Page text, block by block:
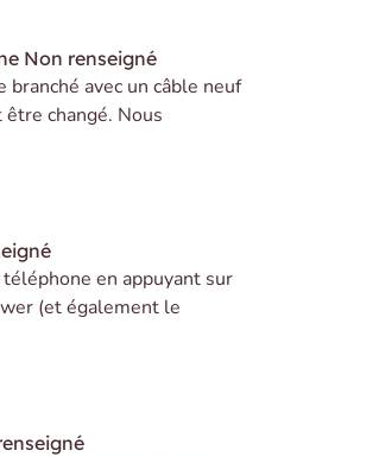
Non renseigné
avec un câble neuf
changé. Nous
en appuyant sur
(et également le